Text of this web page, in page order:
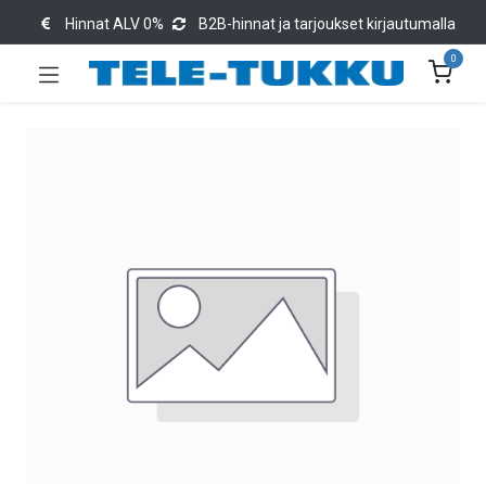
Hinnat ALV 0% B2B-hinnat ja tarjoukset kirjautumalla
0